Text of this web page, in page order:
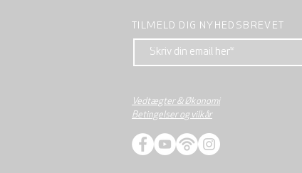
TILMELD DIG NYHEDSBREVET
Vedtægter & Økonomi
Betingelser og vilkår